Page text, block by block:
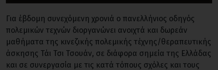
Για έβδομη συνεχόμενη χρονιά ο πανελλήνιος οδηγός
πολεμικών τεχνών διοργανώνει ανοιχτά και δωρεάν
μαθήματα της κινεζικής πολεμικής τέχνης/θεραπευτικής
άσκησης Τάι Τσι Τσουάν, σε διάφορα σημεία της Ελλάδας
και σε συνεργασία με τις κατά τόπους σχόλες και τους